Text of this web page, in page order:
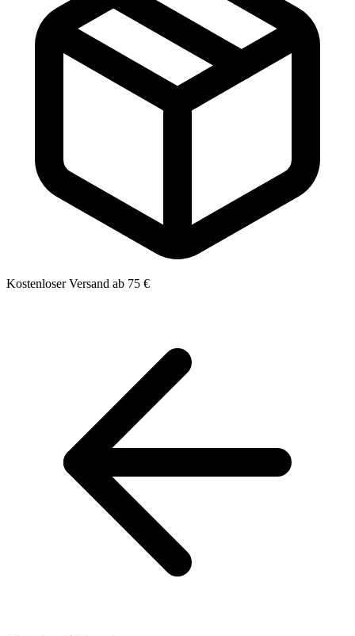
Kostenloser Versand ab 75 €